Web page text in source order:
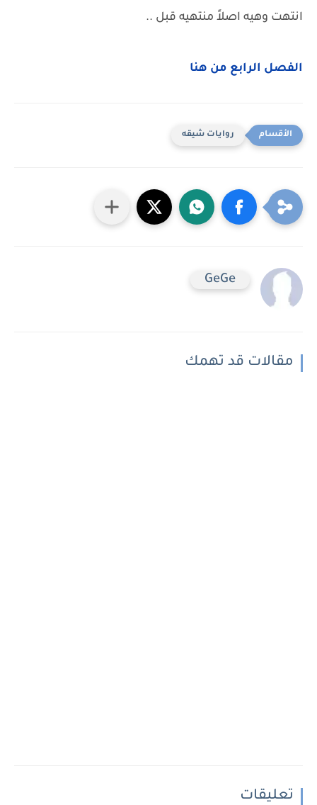
انتهت وهيه اصلاً منتهيه قبل ..
الفصل الرابع من هنا
روايات شيقه
GeGe
مقالات قد تهمك
تعليقات